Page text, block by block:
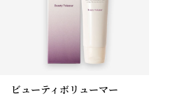
ビューティボリューマー